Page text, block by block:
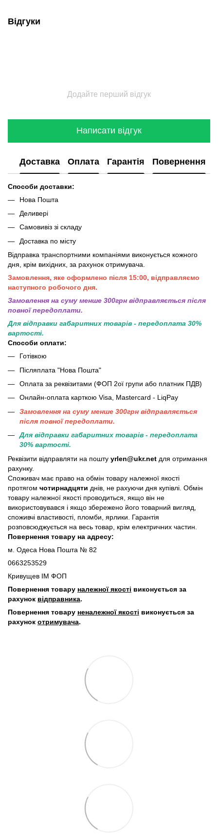
Відгуки
Додайте перший відгук
Написати відгук
Доставка Оплата Гарантія Повернення
Способи доставки:
Нова Пошта
Деливері
Самовивіз зі складу
Доставка по місту
Відправка транспортними компаніями виконується кожного
дня, крім вихідних, за рахунок отримувача.
Замовлення, яке оформлено після 15:00, відправляємо
наступного робочого дня.
Замовлення на суму менше 300грн вiдправляється пiсля
повної передоплати.
Для відправки габаритних товарів - передоплата 30%
вартості.
Способи оплати:
Готівкою
Післяплата "Нова Пошта"
Оплата за реквізитами (ФОП 2ої групи або платник ПДВ)
Онлайн-оплата карткою Visa, Mastercard - LiqPay
Замовлення на суму менше 300грн вiдправляється
пiсля повної передоплати.
Для відправки габаритних товарів - передоплата
30% вартості.
Реквізити відправляти на пошту yrlen@ukr.net для отримання
рахунку.
Споживач має право на обмін товару належної якості
протягом чотирнадцяти днів, не рахуючи дня купівлі. Обмін
товару належної якості проводиться, якщо він не
використовувався і якщо збережено його товарний вигляд,
споживчі властивості, пломби, ярлики. Гарантія
розповсюджується на весь товар, крім електричних частин.
Повернення товару на адресу:
м. Одеса Нова Пошта № 82
0663253529
Кривущев ІМ ФОП
Повернення товару належної якості виконується за
рахунок відправника.
Повернення товару неналежної якості виконується за
рахунок отримувача.